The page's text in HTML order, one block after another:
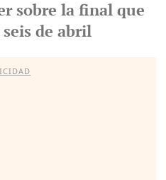
sobre la final que
de abril